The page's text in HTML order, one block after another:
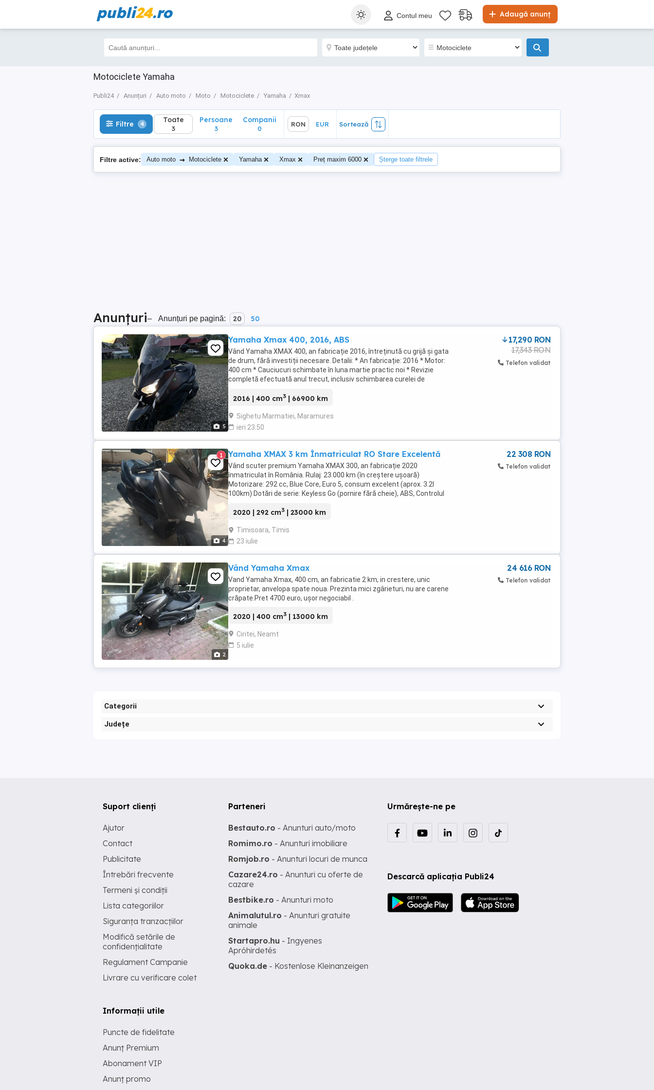
publi24.ro Adaugă anunț
Contul meu
Motociclete Yamaha
Publi24 Anunțuri Auto moto Moto Motociclete Yamaha Xmax
Filtre 4 Toate
3
Sortează
Filtre 4 Toate
3
Persoane
3
Companii
0
RON EUR Sortează
Filtre active: Auto moto → Motociclete Yamaha Xmax Preț maxim 6000 Șterge toate filtrele
Anunțuri– Anunțuri pe pagină: 20 50
5
Yamaha Xmax 400, 2016, ABS
Vând Yamaha XMAX 400, an fabricație 2016, întreținută cu grijă și gata
de drum, fără investiții necesare. Detalii: * An fabricație: 2016 * Motor:
400 cm * Cauciucuri schimbate în luna martie practic noi * Revizie
completă efectuată anul trecut, inclusiv schimbarea curelei de
2016 | 400 cm3 | 66900 km
Sighetu Marmatiei, Maramures
ieri 23:50
17,290 RON
17,343 RON
Telefon validat
4
1 Yamaha XMAX 3 km Înmatriculat RO Stare Excelentă
Vând scuter premium Yamaha XMAX 300, an fabricație 2020
înmatriculat în România. Rulaj: 23.000 km (în creștere ușoară)
Motorizare: 292 cc, Blue Core, Euro 5, consum excelent (aprox. 3.2l
100km) Dotări de serie: Keyless Go (pornire fără cheie), ABS, Controlul
2020 | 292 cm3 | 23000 km
Timisoara, Timis
23 iulie
22 308 RON
Telefon validat
2
Vând Yamaha Xmax
Vand Yamaha Xmax, 400 cm, an fabricatie 2 km, in crestere, unic
proprietar, anvelopa spate noua. Prezinta mici zgârieturi, nu are carene
crăpate.Pret 4700 euro, ușor negociabil .
2020 | 400 cm3 | 13000 km
Ciritei, Neamt
5 iulie
24 616 RON
Telefon validat
Categorii
Județe
Urmărește-ne pe
Descarcă aplicația Publi24
Suport clienți
Ajutor
Contact
Publicitate
Întrebări frecvente
Termeni și condiții
Lista categoriilor
Siguranța tranzacțiilor
Modifică setările de
confidențialitate
Regulament Campanie
Livrare cu verificare colet
Informații utile
Puncte de fidelitate
Anunț Premium
Abonament VIP
Anunț promo
Parteneri
Bestauto.ro - Anunturi auto/moto
Romimo.ro - Anunturi imobiliare
Romjob.ro - Anunturi locuri de munca
Cazare24.ro - Anunturi cu oferte de
cazare
Bestbike.ro - Anunturi moto
Animalutul.ro - Anunturi gratuite
animale
Startapro.hu - Ingyenes
Apróhirdetés
Quoka.de - Kostenlose Kleinanzeigen